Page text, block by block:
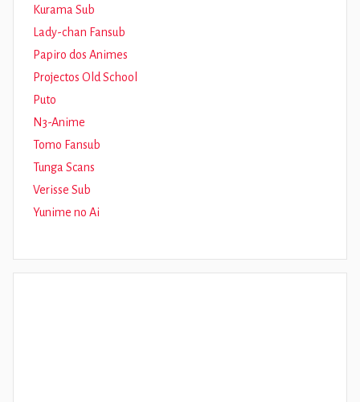
Kurama Sub
Lady-chan Fansub
Papiro dos Animes
Projectos Old School
Puto
N3-Anime
Tomo Fansub
Tunga Scans
Verisse Sub
Yunime no Ai